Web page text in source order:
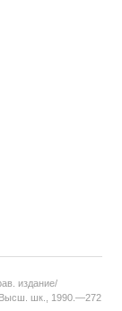
издание/
шк., 1990.—272